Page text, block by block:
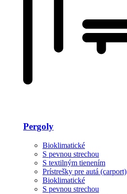
Pergoly
Bioklimatické
S pevnou strechou
S textilným tienením
Prístrešky pre autá (carport)
Bioklimatické
S pevnou strechou